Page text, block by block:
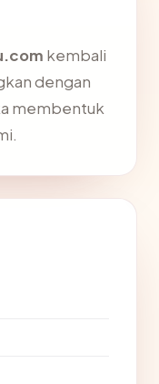
kembali
dengan
membentuk